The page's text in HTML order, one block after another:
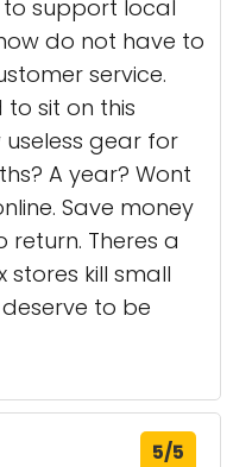
support local
do not have to
service.
sit on this
useless gear for
A year? Wont
Save money
Theres a
stores kill small
deserve to be
5/5